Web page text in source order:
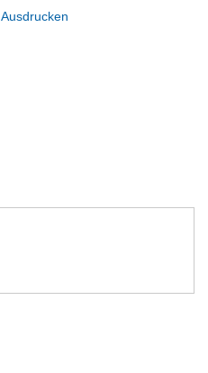
Ausdrucken